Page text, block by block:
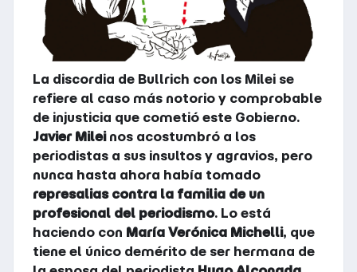
La discordia de Bullrich con los Milei se
refiere al caso más notorio y comprobable
de injusticia que cometió este Gobierno.
Javier Milei nos acostumbró a los
periodistas a sus insultos y agravios, pero
nunca hasta ahora había tomado
represalias contra la familia de un
profesional del periodismo. Lo está
haciendo con María Verónica Michelli, que
tiene el único demérito de ser hermana de